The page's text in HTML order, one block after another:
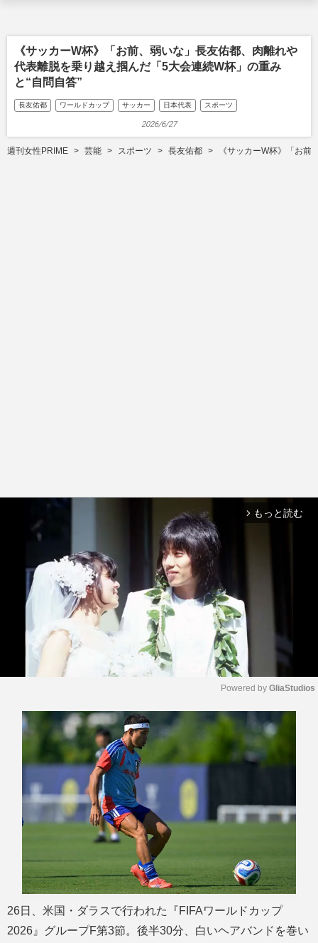
《サッカーW杯》「お前、弱いな」長友佑都、肉離れや
代表離脱を乗り越え掴んだ「5大会連続W杯」の重み
と“自問自答”
長友佑都 ワールドカップ サッカー 日本代表 スポーツ
2026/6/27
週刊女性PRIME 芸能 スポーツ 長友佑都 《サッカーW杯》「お
arrow_forward_ios もっと読む
u
e
Powered by GliaStudios
26日、米国・ダラスで行われた『FIFAワールドカップ
2026』グループF第3節。後半30分、白いヘアバンドを巻い